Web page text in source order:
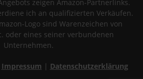
zeigen Amazon-Partnerlinks.
ich an qualifizierten Verkäufen.
Logo sind Warenzeichen von
oder eines seiner verbundenen
Unternehmen.
Impressum | Datenschutzerklärung